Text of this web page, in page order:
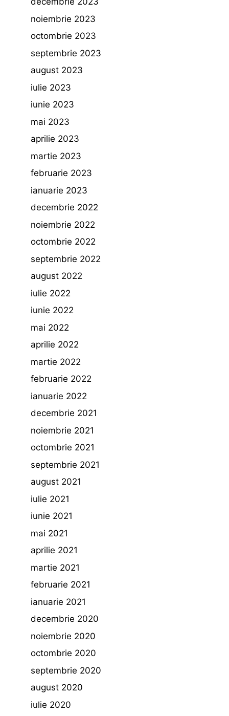
noiembrie 2023
octombrie 2023
septembrie 2023
august 2023
iulie 2023
iunie 2023
mai 2023
aprilie 2023
martie 2023
februarie 2023
ianuarie 2023
decembrie 2022
noiembrie 2022
octombrie 2022
septembrie 2022
august 2022
iulie 2022
iunie 2022
mai 2022
aprilie 2022
martie 2022
februarie 2022
ianuarie 2022
decembrie 2021
noiembrie 2021
octombrie 2021
septembrie 2021
august 2021
iulie 2021
iunie 2021
mai 2021
aprilie 2021
martie 2021
februarie 2021
ianuarie 2021
decembrie 2020
noiembrie 2020
octombrie 2020
septembrie 2020
august 2020
iulie 2020